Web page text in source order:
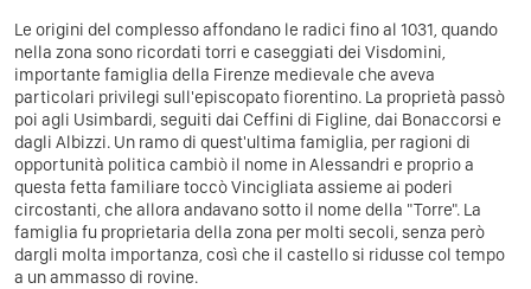
Le origini del complesso affondano le radici fino al 1031, quando
nella zona sono ricordati torri e caseggiati dei Visdomini,
importante famiglia della Firenze medievale che aveva
particolari privilegi sull'episcopato fiorentino. La proprietà passò
poi agli Usimbardi, seguiti dai Ceffini di Figline, dai Bonaccorsi e
dagli Albizzi. Un ramo di quest'ultima famiglia, per ragioni di
opportunità politica cambiò il nome in Alessandri e proprio a
questa fetta familiare toccò Vincigliata assieme ai poderi
circostanti, che allora andavano sotto il nome della "Torre". La
famiglia fu proprietaria della zona per molti secoli, senza però
dargli molta importanza, così che il castello si ridusse col tempo
a un ammasso di rovine.